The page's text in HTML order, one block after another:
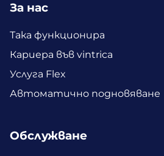
За нас
Така функционира
Кариера във vintrica
Услуга Flex
Автоматично подновяване
Обслужване